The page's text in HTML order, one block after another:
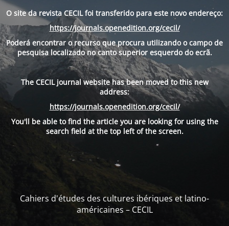
O site da revista CECIL foi transferido para este novo endereço:
https://journals.openedition.org/cecil/
Poderá encontrar o recurso que procura utilizando o campo de
pesquisa localizado no canto superior esquerdo do ecrã.
The CECIL journal website has been moved to this new
address:
https://journals.openedition.org/cecil/
You'll be able to find the article you are looking for using the
search field at the top left of the screen.
Cahiers d'études des cultures ibériques et latino-
américaines – CECIL